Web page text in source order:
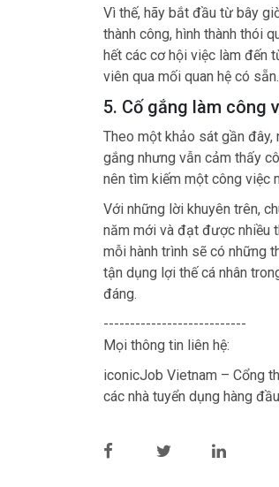
Vì thế, hãy bắt đầu từ bây
thành công, hình thành thói
hết các cơ hội việc làm đến
viên qua mối quan hệ có sẵn.
5. Cố gắng làm công
Theo một khảo sát gần đây,
gắng nhưng vẫn cảm thấy
nên tìm kiếm một công việc
Với những lời khuyên trên,
năm mới và đạt được nhiều
mỗi hành trình sẽ có những
tận dụng lợi thế cá nhân
đáng.
---------------------------
Mọi thông tin liên hệ:
iconicJob Vietnam – Cổng
các nhà tuyển dụng hàng